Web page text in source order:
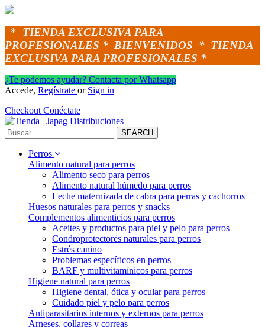
* TIENDA EXCLUSIVA PARA
PROFESIONALES * BIENVENIDOS * TIENDA
EXCLUSIVA PARA PROFESIONALES *
¿Te podemos ayudar? Contacta por Whatsapp
Accede, Regístrate or Sign in
Checkout Conéctate
SEARCH
Perros
Alimento natural para perros
Alimento seco para perros
Alimento natural húmedo para perros
Leche maternizada de cabra para perras y cachorros
Huesos naturales para perros y snacks
Complementos alimenticios para perros
Aceites y productos para piel y pelo para perros
Condroprotectores naturales para perros
Estrés canino
Problemas específicos en perros
BARF y multivitamínicos para perros
Higiene natural para perros
Higiene dental, ótica y ocular para perros
Cuidado piel y pelo para perros
Antiparasitarios internos y externos para perros
Arneses, collares y correas